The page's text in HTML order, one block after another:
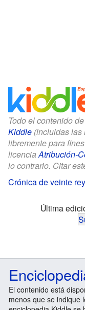
Todo el contenido
Kiddle (incluidas las
libremente para
licenciaAtribución-
lo contrario. Citar
Crónica de veinte
Última
El contenido está
menos que se indique